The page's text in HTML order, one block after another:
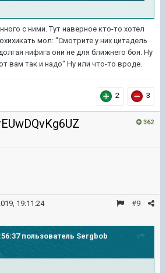
с ними. Тут наверное кто-то хотел
мол: "Смотрите у них цитадель
нифига они не для ближнего боя. Ну
вам так и надо" Ну или что-то вроде.
2 3
362
#9
19:11:24
пользователь Sergbob